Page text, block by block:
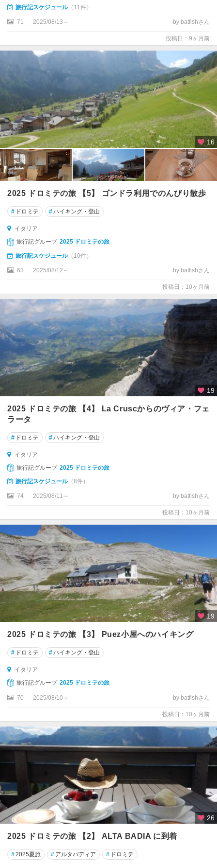
ネ
ー
ラ
グ
ラ
ヴ
ィ
ナ
・
イ
ン
・
プ
ー
リ
グ
ド
ゼ
ン
コ
モ
コ
リ
リ
ア
ー
ノ
ラ
ブ
ロ
コ
チ
ナ
ダ
ッ
オ
ル
ト
サ
ル
サ
ル
ノ
旅行記スケジュール（11件）
71 2025/08/13～ by batfishさん
投稿日：9ヶ月前
16
2025 ドロミテの旅 【5】 ゴンドラ利用でのんびり散歩
# ドロミテ #ハイキング・登山
イタリア
旅行記グループ 2025 ドロミテの旅
旅行記スケジュール（10件）
63 2025/08/12～ by batfishさん
投稿日：10ヶ月前
19
2025 ドロミテの旅 【4】 La Cruscからのヴィア・フェ
ラータ
# ドロミテ #ハイキング・登山
イタリア
旅行記グループ 2025 ドロミテの旅
旅行記スケジュール（8件）
74 2025/08/11～ by batfishさん
投稿日：10ヶ月前
19
2025 ドロミテの旅 【3】 Puez小屋へのハイキング
# ドロミテ #ハイキング・登山
イタリア
旅行記グループ 2025 ドロミテの旅
70 2025/08/10～ by batfishさん
投稿日：10ヶ月前
26
2025 ドロミテの旅 【2】 ALTA BADIA に到着
#2025夏旅 # アルタバディア # ドロミテ